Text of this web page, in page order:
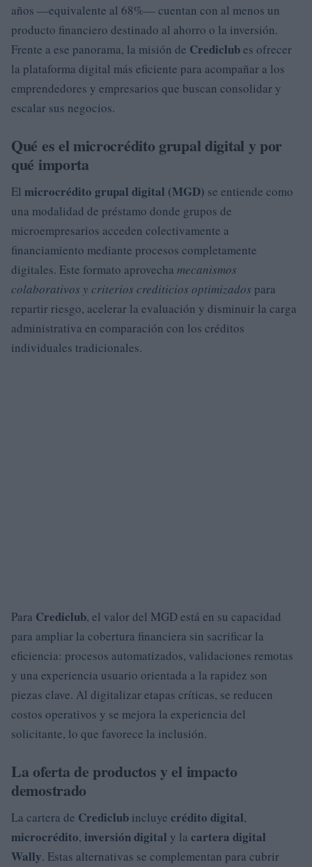
años —equivalente al 68%— cuentan con al menos un
producto financiero destinado al ahorro o la inversión.
Frente a ese panorama, la misión de Crediclubes ofrecer
la plataforma digital más eficiente para acompañar a los
emprendedores y empresarios que buscan consolidar y
escalar sus negocios.
Qué es el microcrédito grupal digital y por
qué importa
El microcrédito grupal digital (MGD) se entiende como
una modalidad de préstamo donde grupos de
microempresarios acceden colectivamente a
financiamiento mediante procesos completamente
digitales. Este formato aprovecha mecanismos
colaborativos y criterios crediticios optimizados para
repartir riesgo, acelerar la evaluación y disminuir la carga
administrativa en comparación con los créditos
individuales tradicionales.
Para Crediclub, el valor del MGD está en su capacidad
para ampliar la cobertura financiera sin sacrificar la
eficiencia: procesos automatizados, validaciones remotas
y una experiencia usuario orientada a la rapidez son
piezas clave. Al digitalizar etapas críticas, se reducen
costos operativos y se mejora la experiencia del
solicitante, lo que favorece la inclusión.
La oferta de productos y el impacto
demostrado
La cartera de Crediclub incluye crédito digital,
microcrédito, inversión digital y la cartera digital
Wally. Estas alternativas se complementan para cubrir